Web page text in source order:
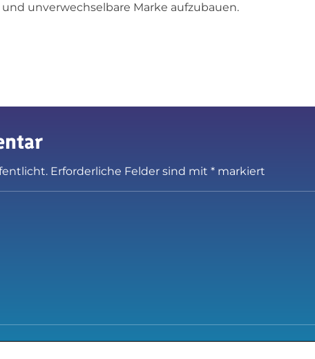
unverwechselbare Marke aufzubauen.
Erforderliche Felder sind mit * markiert